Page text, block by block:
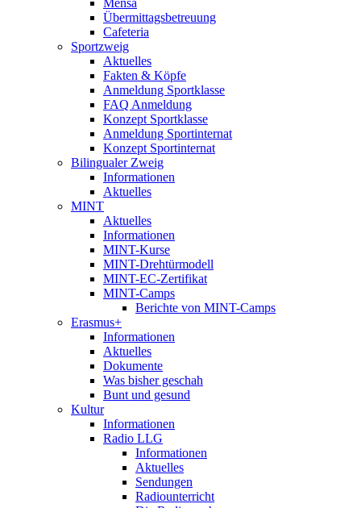
Mensa
Übermittagsbetreuung
Cafeteria
Sportzweig
Aktuelles
Fakten & Köpfe
Anmeldung Sportklasse
FAQ Anmeldung
Konzept Sportklasse
Anmeldung Sportinternat
Konzept Sportinternat
Bilingualer Zweig
Informationen
Aktuelles
MINT
Aktuelles
Informationen
MINT-Kurse
MINT-Drehtürmodell
MINT-EC-Zertifikat
MINT-Camps
Berichte von MINT-Camps
Erasmus+
Informationen
Aktuelles
Dokumente
Was bisher geschah
Bunt und gesund
Kultur
Informationen
Radio LLG
Informationen
Aktuelles
Sendungen
Radiounterricht